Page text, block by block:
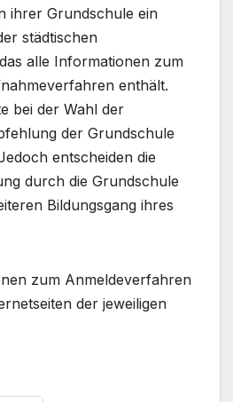
ihrer Grundschule ein
städtischen
alle Informationen zum
enthält.
bei der Wahl der
der Grundschule
entscheiden die
durch die Grundschule
Bildungsgang ihres
zum Anmeldeverfahren
der jeweiligen